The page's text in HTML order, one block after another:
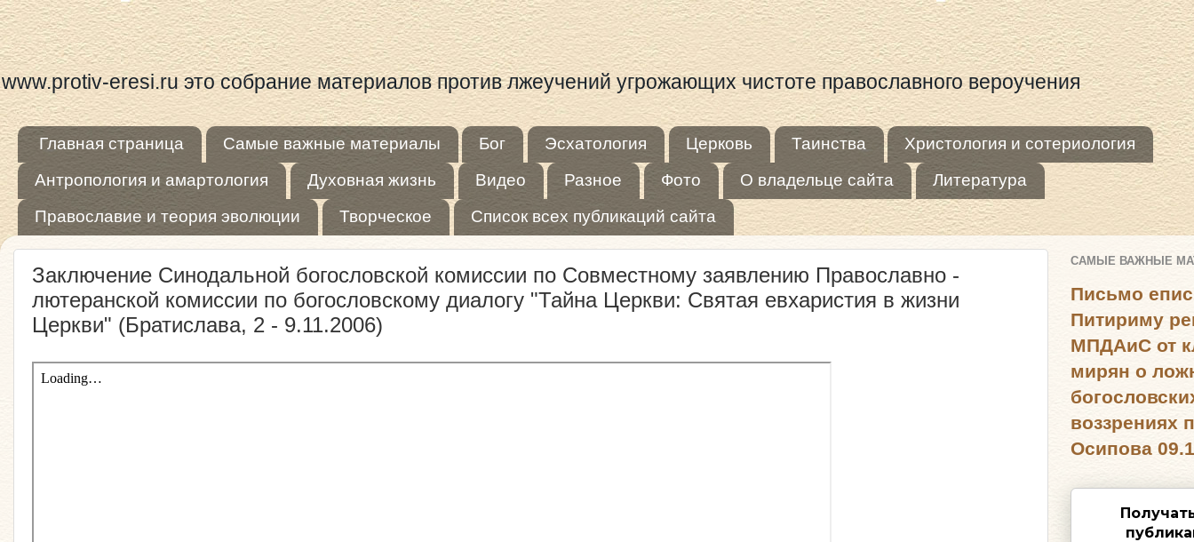
www.protiv-eresi.ru это собрание материалов против лжеучений угрожающих чистоте православного вероучения
Главная страница Самые важные материалы Бог Эсхатология Церковь Таинства
Христология и сотериология
Антропология и амартология
Духовная жизнь Видео Разное Фото О владельце сайта
Литература
Православие и теория эволюции
Творческое Список всех публикаций сайта
Заключение Синодальной богословской комиссии по Совместному заявлению Православно -
лютеранской комиссии по богословскому диалогу "Тайна Церкви: Святая евхаристия в жизни
Церкви" (Братислава, 2 - 9.11.2006)
САМЫЕ ВАЖНЫЕ
Письмо
Питириму
МПДАиС от
мирян о
воззрениях
Осипова